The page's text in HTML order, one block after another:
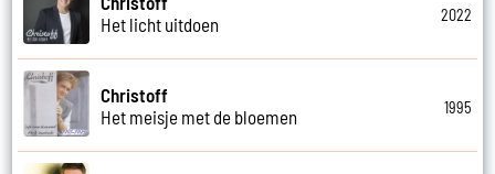
Het licht uitdoen
2022
Christoff
Het meisje met de bloemen
1995